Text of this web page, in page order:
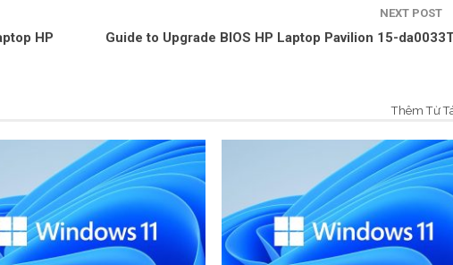
HP
NEXT POST
Guide to Upgrade BIOS HP Laptop Pavilion 15-
Thêm Từ